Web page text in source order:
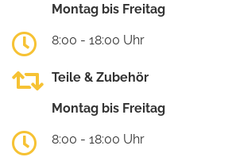
Montag bis Freitag
8:00 - 18:00 Uhr
Teile & Zubehör
Montag bis Freitag
8:00 - 18:00 Uhr